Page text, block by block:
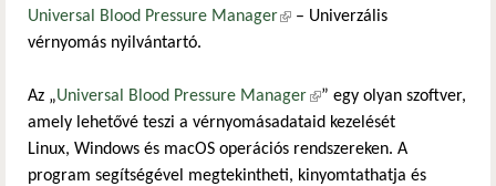
Universal Blood Pressure Manager(külső hivatkozás)
– Univerzális
vérnyomás nyilvántartó.
Az „Universal Blood Pressure Manager(külső hivatkozás)
” egy olyan szoftver,
amely lehetővé teszi a vérnyomásadataid kezelését
Linux, Windows és macOS operációs rendszereken. A
program segítségével megtekintheti, kinyomtathatja és